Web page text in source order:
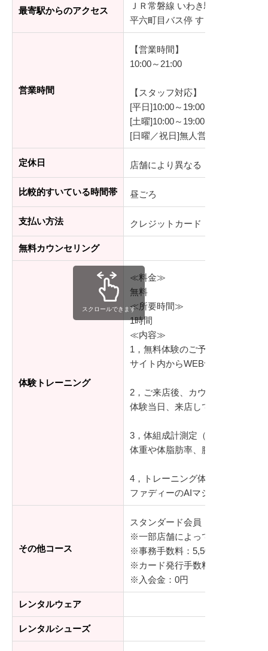
最寄駅からのアクセス
ＪＲ常磐線 いわき駅 徒歩7分
平六町目バス停 すぐ
営業時間
【営業時間】
10:00～21:00
【スタッフ対応】
[平日]10:00～19:00
[土曜]10:00～19:00
[日曜／祝日]無人営業
定休日 店舗により異なる
比較的すいている時間帯 昼ごろ
支払い方法 クレジットカード
無料カウンセリング
体験トレーニング
≪料金≫
無料
≪所要時間≫
1時間
≪内容≫
1，無料体験のご予約
サイト内からWEB予約、もしく
2，ご来店後、カウンセリング（
体験当日、来店していただきロ
3，体組成計測定（10分）
体重や体脂肪率、腕や足の部位
4，トレーニング体験（15分）
ファディーのAIマシンを使って
その他コース
スタンダード会員：8,778円～(通
※一部店舗によって料金が異なり
※事務手数料：5,500円(税込)
※カード発行手数料：3,300円(税
※入会金：0円
レンタルウェア
レンタルシューズ
スクロールできます